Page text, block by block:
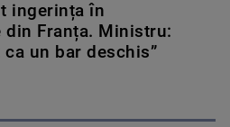
ingerința în
din Franța. Ministru:
un bar deschis”